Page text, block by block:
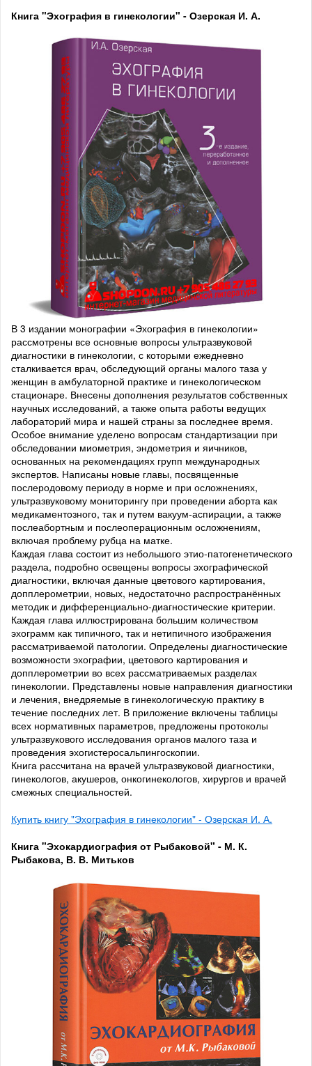
Книга "Эхография в гинекологии" - Озерская И. А.
В 3 издании монографии «Эхография в гинекологии»
рассмотрены все основные вопросы ультразвуковой
диагностики в гинекологии, с которыми ежедневно
сталкивается врач, обследующий органы малого таза у
женщин в амбулаторной практике и гинекологическом
стационаре. Внесены дополнения результатов собственных
научных исследований, а также опыта работы ведущих
лабораторий мира и нашей страны за последнее время.
Особое внимание уделено вопросам стандартизации при
обследовании миометрия, эндометрия и яичников,
основанных на рекомендациях групп международных
экспертов. Написаны новые главы, посвященные
послеродовому периоду в норме и при осложнениях,
ультразвуковому мониторингу при проведении аборта как
медикаментозного, так и путем вакуум-аспирации, а также
послеабортным и послеоперационным осложнениям,
включая проблему рубца на матке.
Каждая глава состоит из небольшого этио-патогенетического
раздела, подробно освещены вопросы эхографической
диагностики, включая данные цветового картирования,
допплерометрии, новых, недостаточно распространённых
методик и дифференциально-диагностические критерии.
Каждая глава иллюстрирована большим количеством
эхограмм как типичного, так и нетипичного изображения
рассматриваемой патологии. Определены диагностические
возможности эхографии, цветового картирования и
допплерометрии во всех рассматриваемых разделах
гинекологии. Представлены новые направления диагностики
и лечения, внедряемые в гинекологическую практику в
течение последних лет. В приложение включены таблицы
всех нормативных параметров, предложены протоколы
ультразвукового исследования органов малого таза и
проведения эхогистеросальпингоскопии.
Книга рассчитана на врачей ультразвуковой диагностики,
гинекологов, акушеров, онкогинекологов, хирургов и врачей
смежных специальностей.
Купить книгу "Эхография в гинекологии" - Озерская И. А.
Книга "Эхокардиография от Рыбаковой" - М. К.
Рыбакова, В. В. Митьков